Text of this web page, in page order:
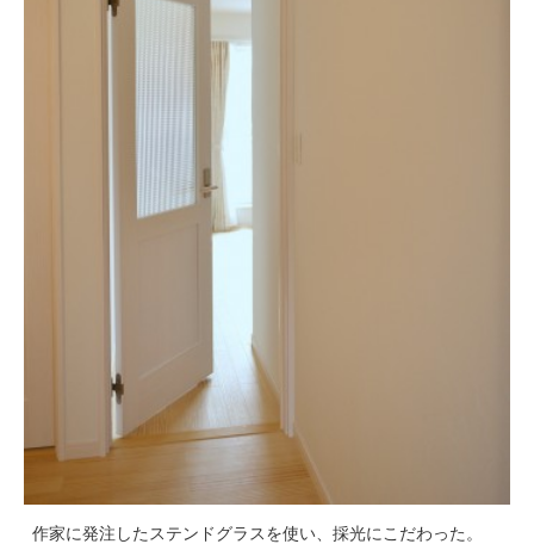
作家に発注したステンドグラスを使い、採光にこだわった。